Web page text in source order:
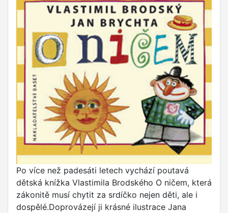
Po více než padesáti letech vychází poutavá
dětská knížka Vlastimila Brodského O ničem, která
zákonitě musí chytit za srdíčko nejen děti, ale i
dospělé.Doprovázejí ji krásné ilustrace Jana